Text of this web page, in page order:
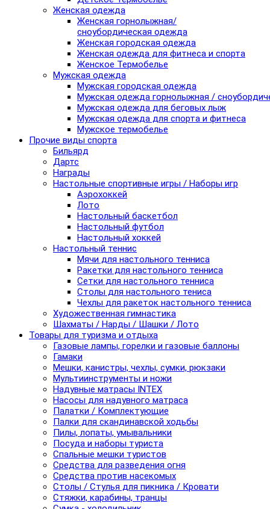
Женская одежда
Женская горнолыжная/
сноубордическая одежда
Женская городская одежда
Женская одежда для фитнеса и спорта
Женское Термобелье
Мужская одежда
Мужская городская одежда
Мужская одежда горнолыжная /
Мужская одежда для беговых лыж
Мужская одежда для спорта и фитнеса
Мужское термобелье
Прочие виды спорта
Бильярд
Дартс
Награды
Настольные спортивные игры / Наборы игр
Аэрохоккей
Лото
Настольный баскетбол
Настольный футбол
Настольный хоккей
Настольный теннис
Мячи для настольного тенниса
Ракетки для настольного тенниса
Сетки для настольного тенниса
Столы для настольного тениса
Чехлы для ракеток настольного тенниса
Художественная гимнастика
Шахматы / Нарды / Шашки / Лото
Товары для туризма и отдыха
Газовые лампы, горелки и газовые баллоны
Гамаки
Мешки, канистры, чехлы, сумки, рюкзаки
Мультиинструменты и ножи
Надувные матрасы INTEX
Насосы для надувного матраса
Палатки / Комплектующие
Палки для скандинавской ходьбы
Пилы, лопаты, умывальники
Посуда и наборы туриста
Спальные мешки туристов
Средства для разведения огня
Средства против насекомых
Столы / Стулья для пикника / Кровати
Стяжки, карабины, транцы